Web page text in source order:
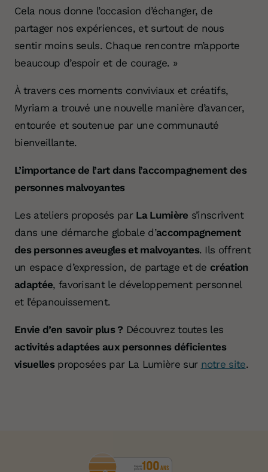
Cela nous donne l’occasion d’échanger, de
partager nos expériences, et surtout de nous
sentir moins seuls. Chaque rencontre m’apporte
beaucoup d’espoir et de courage. »
À travers ces moments conviviaux et créatifs,
Myriam a trouvé une nouvelle manière d’avancer,
entourée et soutenue par une communauté
bienveillante.
L’importance de l’art dans l’accompagnement des
personnes malvoyantes
Les ateliers proposés par La Lumière s’inscrivent
dans une démarche globale d’accompagnement
des personnes aveugles et malvoyantes. Ils offrent
un espace d’expression, de partage et de création
adaptée, favorisant le développement personnel
et l’épanouissement.
Envie d’en savoir plus ? Découvrez toutes les
activités adaptées aux personnes déficientes
visuellesproposées par La Lumière sur notre site.